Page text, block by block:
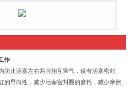
作
防止活塞左右两腔相互窜气，设有活塞密封
的导向性，减少活塞密封圈的磨耗，减少摩擦